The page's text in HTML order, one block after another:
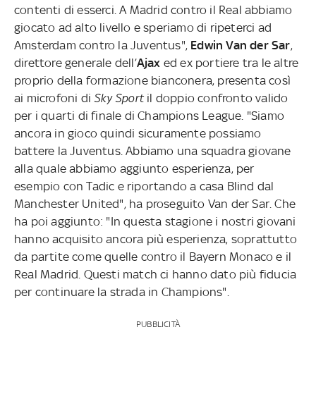
contenti di esserci. A Madrid contro il Real abbiamo
giocato ad alto livello e speriamo di ripeterci ad
Amsterdam contro la Juventus", Edwin Van der Sar,
direttore generale dell’Ajax ed ex portiere tra le altre
proprio della formazione bianconera, presenta così
ai microfoni di Sky Sport il doppio confronto valido
per i quarti di finale di Champions League. "Siamo
ancora in gioco quindi sicuramente possiamo
battere la Juventus. Abbiamo una squadra giovane
alla quale abbiamo aggiunto esperienza, per
esempio con Tadic e riportando a casa Blind dal
Manchester United", ha proseguito Van der Sar. Che
ha poi aggiunto: "In questa stagione i nostri giovani
hanno acquisito ancora più esperienza, soprattutto
da partite come quelle contro il Bayern Monaco e il
Real Madrid. Questi match ci hanno dato più fiducia
per continuare la strada in Champions".
PUBBLICITÀ